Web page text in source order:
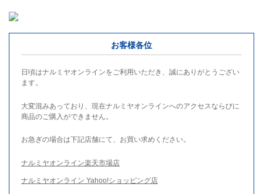
お客様各位
日頃はナルミヤオンラインをご利用いただき、誠にありがとうござい
ます。
大変混みあっており、現在ナルミヤオンラインへのアクセスならびに
商品のご購入ができません。
お急ぎの場合は下記店舗にて、お買い求めください。
ナルミヤオンライン楽天市場店
ナルミヤオンライン Yahoo!ショッピング店